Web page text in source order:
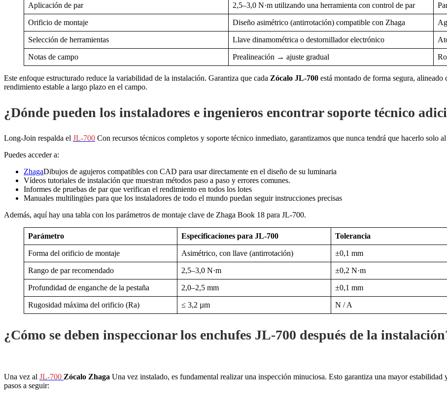
Aplicación de par 2,5–3,0 N·m utilizando una herramienta con control de par
Orificio de montaje Diseño asimétrico (antirrotación) compatible con Zhaga
Selección de herramientas Llave dinamométrica o destornillador electrónico
Notas de campo Prealineación → ajuste gradual
Este enfoque estructurado reduce la variabilidad de la instalación. Garantiza que cada Zócalo JL-700 está montado de forma segura,
rendimiento estable a largo plazo en el campo.
¿Dónde pueden los instaladores e ingenieros encontrar soporte técnico
Long-Join respalda el JL-700 Con recursos técnicos completos y soporte técnico inmediato, garantizamos que nunca tendrá que hacerlo solo
Puedes acceder a:
ZhagaDibujos de agujeros compatibles con CAD para usar directamente en el diseño de su luminaria
Vídeos tutoriales de instalación que muestran métodos paso a paso y errores comunes.
Informes de pruebas de par que verifican el rendimiento en todos los lotes
Manuales multilingües para que los instaladores de todo el mundo puedan seguir instrucciones precisas
Además, aquí hay una tabla con los parámetros de montaje clave de Zhaga Book 18 para JL-700.
Parámetro Especificaciones para JL-700 Tolerancia
Forma del orificio de montaje Asimétrico, con llave (antirrotación) ±0,1 mm
Rango de par recomendado 2,5–3,0 N·m ±0,2 N·m
Profundidad de enganche de la pestaña 2,0–2,5 mm ±0,1 mm
Rugosidad máxima del orificio (Ra) ≤ 3,2 µm N / A
¿Cómo se deben inspeccionar los enchufes JL-700 después de la
Una vez al JL-700 Zócalo Zhaga Una vez instalado, es fundamental realizar una inspección minuciosa. Esto garantiza una mayor
pasos a seguir: